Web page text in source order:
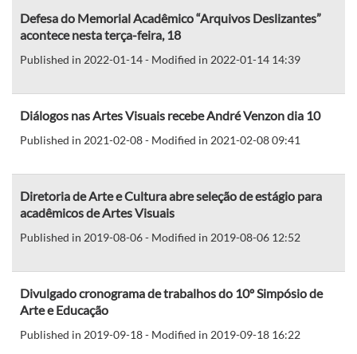
Defesa do Memorial Acadêmico “Arquivos Deslizantes”
acontece nesta terça-feira, 18
Published in 2022-01-14 - Modified in 2022-01-14 14:39
Diálogos nas Artes Visuais recebe André Venzon dia 10
Published in 2021-02-08 - Modified in 2021-02-08 09:41
Diretoria de Arte e Cultura abre seleção de estágio para
acadêmicos de Artes Visuais
Published in 2019-08-06 - Modified in 2019-08-06 12:52
Divulgado cronograma de trabalhos do 10º Simpósio de
Arte e Educação
Published in 2019-09-18 - Modified in 2019-09-18 16:22